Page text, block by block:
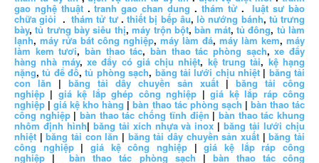
gao nghệ thuật.tranh gao chan dung . thám tử.luật sư bào
chữa giỏi .thám tử tư.thiết bị bếp âu,lò nướng bánh, tủ trưng
bày,tủ trưng bày siêu thị,máy trộn bột,bàn mát,tủ đông, tủ làm
lạnh, máy rửa bát công nghiệp, máy làm đá, máy làm kem, máy
làm kem tươi,bàn thao tác,bàn thao tác phòng sạch,xe đẩy
hàng nhà máy, xe đẩy có giá chịu nhiệt, kệ trung tải, kệ hạng
nặng,tủ để đồ,tủ phòng sạch, băng tải lưới chịu nhiệt| băng tải
con lăn | băng tải dây chuyền sản xuất | băng tải công
nghiệp | giá kệ lắp ghép công nghiệp |giá kệ lắp ráp công
nghiệp |giá kệ kho hàng |bàn thao tác phòng sạch | bàn thao tác
công nghiệp|bàn thao tác chống tĩnh điện |bàn thao tác khung
nhôm định hình| băng tải xích nhựa và inox|băng tải lưới chịu
nhiệt |băng tải con lăn | băng tải dây chuyền sản xuất |băng tải
công nghiệp|giá kệ công nghiệp |giá kệ lắp ráp công
nghiệp |bàn thao tác phòng sạch| bàn thao tác công